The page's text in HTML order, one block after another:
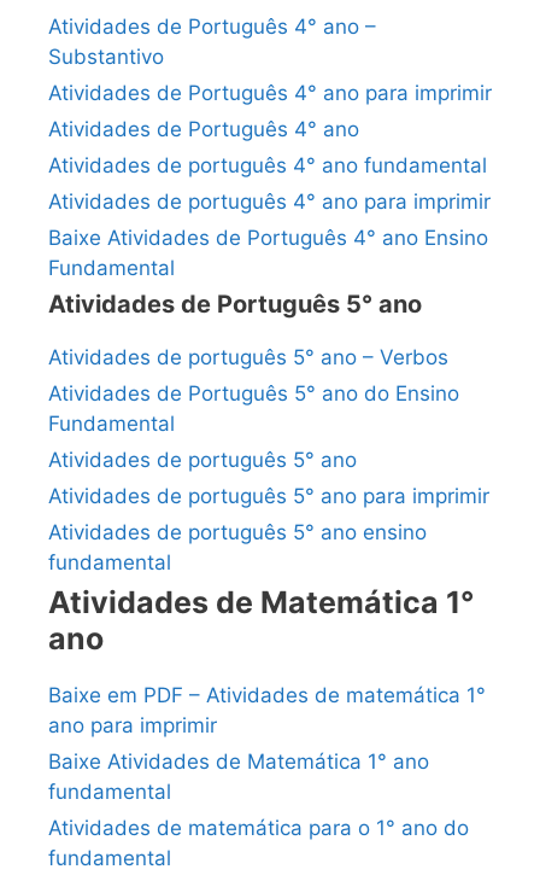
Atividades de Português 4° ano –
Substantivo
Atividades de Português 4° ano para imprimir
Atividades de Português 4° ano
Atividades de português 4° ano fundamental
Atividades de português 4° ano para imprimir
Baixe Atividades de Português 4° ano Ensino
Fundamental
Atividades de Português 5° ano
Atividades de português 5° ano – Verbos
Atividades de Português 5° ano do Ensino
Fundamental
Atividades de português 5° ano
Atividades de português 5° ano para imprimir
Atividades de português 5° ano ensino
fundamental
Atividades de Matemática 1°
ano
Baixe em PDF – Atividades de matemática 1°
ano para imprimir
Baixe Atividades de Matemática 1° ano
fundamental
Atividades de matemática para o 1° ano do
fundamental